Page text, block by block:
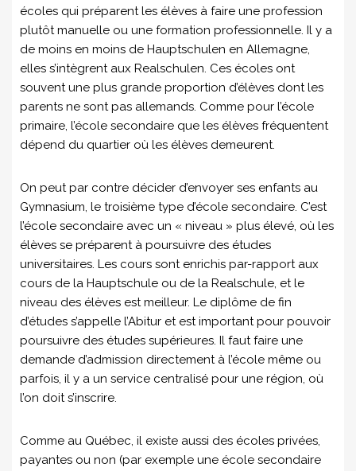
écoles qui préparent les élèves à faire une profession
plutôt manuelle ou une formation professionnelle. Il y a
de moins en moins de Hauptschulen en Allemagne,
elles s’intègrent aux Realschulen. Ces écoles ont
souvent une plus grande proportion d’élèves dont les
parents ne sont pas allemands. Comme pour l’école
primaire, l’école secondaire que les élèves fréquentent
dépend du quartier où les élèves demeurent.
On peut par contre décider d’envoyer ses enfants au
Gymnasium, le troisième type d’école secondaire. C’est
l’école secondaire avec un « niveau » plus élevé, où les
élèves se préparent à poursuivre des études
universitaires. Les cours sont enrichis par-rapport aux
cours de la Hauptschule ou de la Realschule, et le
niveau des élèves est meilleur. Le diplôme de fin
d’études s’appelle l’Abitur et est important pour pouvoir
poursuivre des études supérieures. Il faut faire une
demande d’admission directement à l’école même ou
parfois, il y a un service centralisé pour une région, où
l’on doit s’inscrire.
Comme au Québec, il existe aussi des écoles privées,
payantes ou non (par exemple une école secondaire